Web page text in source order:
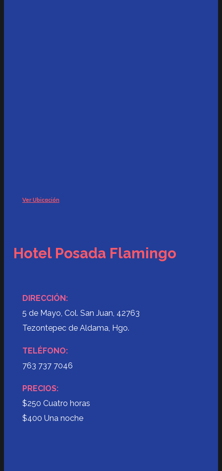
Ver Ubicación
Hotel Posada Flamingo
DIRECCIÓN:
5 de Mayo, Col. San Juan, 42763
Tezontepec de Aldama, Hgo.
TELÉFONO:
763 737 7046
PRECIOS:
$250 Cuatro horas
$400 Una noche